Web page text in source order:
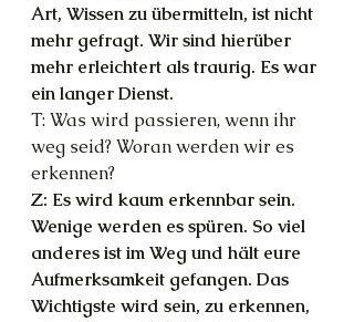
Art, Wissen zu übermitteln, ist nicht
mehr gefragt. Wir sind hierüber
mehr erleichtert als traurig. Es war
ein langer Dienst.
T: Was wird passieren, wenn ihr
weg seid? Woran werden wir es
erkennen?
Z: Es wird kaum erkennbar sein.
Wenige werden es spüren. So viel
anderes ist im Weg und hält eure
Aufmerksamkeit gefangen. Das
Wichtigste wird sein, zu erkennen,